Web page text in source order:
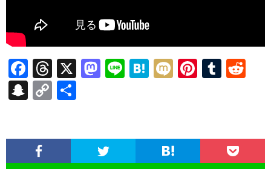
F
ac
e
o
T
hr
ea
X
M
o
Li H
a
M Pi
t
T
r
t
S
pc
C